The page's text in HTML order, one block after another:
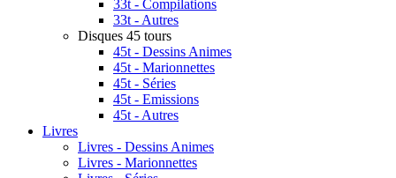
33t - Compilations
33t - Autres
Disques 45 tours
45t - Dessins Animes
45t - Marionnettes
45t - Séries
45t - Emissions
45t - Autres
Livres
Livres - Dessins Animes
Livres - Marionnettes